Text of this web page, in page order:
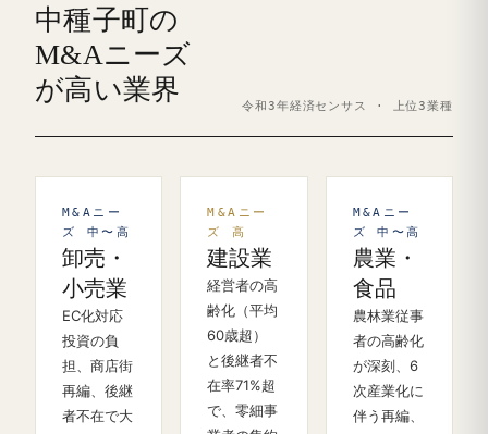
中種子町の
M&Aニーズ
が高い業界
令和3年経済センサス · 上位3業種
M&Aニー
ズ 中〜高
卸売・
小売業
EC化対応
投資の負
担、商店街
再編、後継
者不在で大
M&Aニー
ズ 高
建設業
経営者の高
齢化（平均
60歳超）
と後継者不
在率71%超
で、零細事
M&Aニー
ズ 中〜高
農業・
食品
農林業従事
者の高齢化
が深刻、6
次産業化に
伴う再編、